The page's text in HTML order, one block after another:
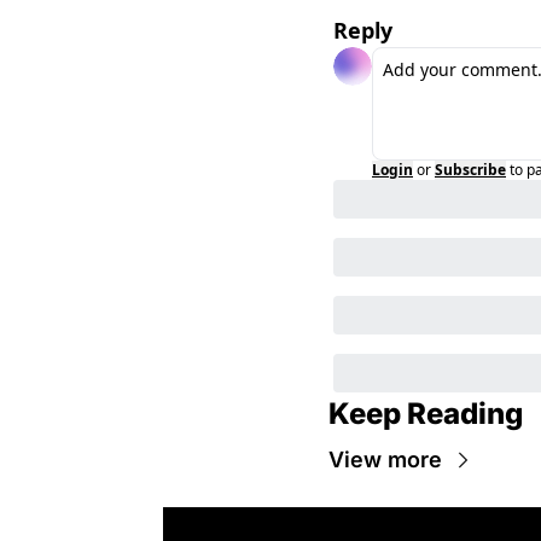
Reply
Login orSubscribeto
Keep Reading
View more